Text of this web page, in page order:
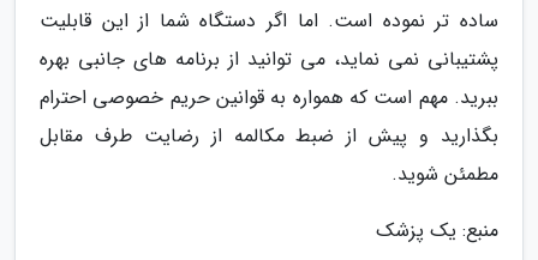
ساده تر نموده است. اما اگر دستگاه شما از این قابلیت
پشتیبانی نمی نماید، می توانید از برنامه های جانبی بهره
ببرید. مهم است که همواره به قوانین حریم خصوصی احترام
بگذارید و پیش از ضبط مکالمه از رضایت طرف مقابل
مطمئن شوید.
منبع: یک پزشک